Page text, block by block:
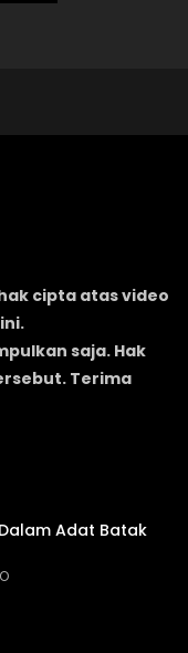
cipta atas video
saja. Hak
Terima
Adat Batak